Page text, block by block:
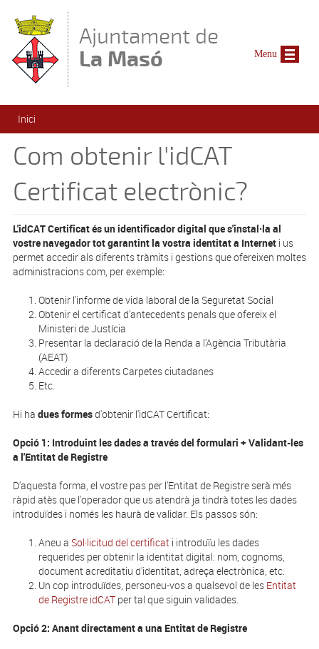
Ajuntament de
La Masó
Esteu aquí
Inici
Com obtenir l'idCAT
Certificat electrònic?
L'idCAT Certificat és un identificador digital que s'instal·la al
vostre navegador tot garantint la vostra identitat a Interneti us
permet accedir als diferents tràmits i gestions que ofereixen moltes
administracions com, per exemple:
Obtenir l'informe de vida laboral de la Seguretat Social
Obtenir el certificat d'antecedents penals que ofereix el
Ministeri de Justícia
Presentar la declaració de la Renda a l'Agència Tributària
(AEAT)
Accedir a diferents Carpetes ciutadanes
Etc.
Hi ha dues formesd'obtenir l'idCAT Certificat:
Opció 1: Introduint les dades a través del formulari + Validant-les
a l'Entitat de Registre
D'aquesta forma, el vostre pas per l'Entitat de Registre serà més
ràpid atès que l'operador que us atendrà ja tindrà totes les dades
introduïdes i només les haurà de validar. Els passos són:
Aneu a Sol·licitud del certificati introduïu les dades
requerides per obtenir la identitat digital: nom, cognoms,
document acreditatiu d'identitat, adreça electrònica, etc.
Un cop introduïdes, personeu-vos a qualsevol de les Entitat
de Registre idCATper tal que siguin validades.
Opció 2: Anant directament a una Entitat de Registre
Menu